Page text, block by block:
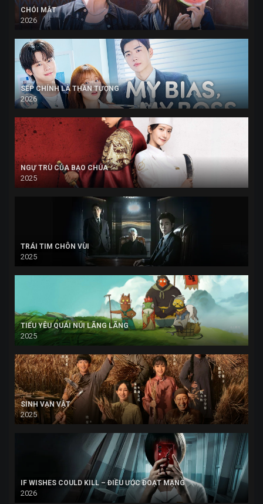
CHÓI MẮT
2026
SẾP CHÍNH LÀ THẦN TƯỢNG
2026
NGỰ TRÙ CỦA BẠO CHÚA
2025
TRÁI TIM CHÔN VÙI
2025
TIỂU YÊU QUÁI NÚI LÃNG LÃNG
2025
SINH VẠN VẬT
2025
IF WISHES COULD KILL – ĐIỀU ƯỚC ĐOẠT MẠNG
2026